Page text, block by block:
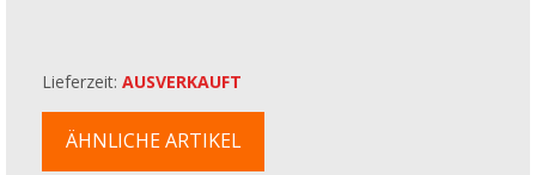
Lieferzeit: AUSVERKAUFT
ÄHNLICHE ARTIKEL